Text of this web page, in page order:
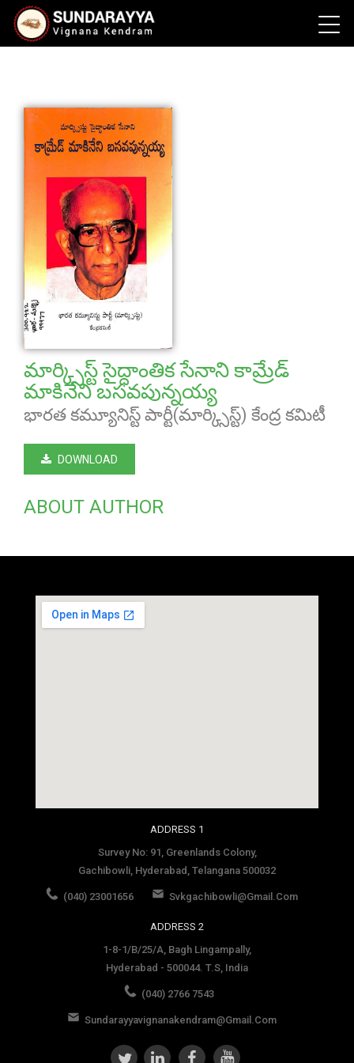
మార్క్సిస్ట్ సైద్ధాంతిక సేనాని కామ్రేడ్
మాకినేని బసవపున్నయ్య
భారత కమ్యూనిస్ట్ పార్టీ(మార్క్సిస్ట్) కేంద్ర కమిటీ
DOWNLOAD
ABOUT AUTHOR
ADDRESS 1
Survey No: 91, Greenlands Colony,
Gachibowli, Hyderabad, Telangana 500032
(040) 23001656 Svkgachibowli@gmail.com
ADDRESS 2
1-8-1/B/25/A, Bagh Lingampally,
Hyderabad - 500044. T.S, India
(040) 2766 7543
Sundarayyavignanakendram@gmail.com